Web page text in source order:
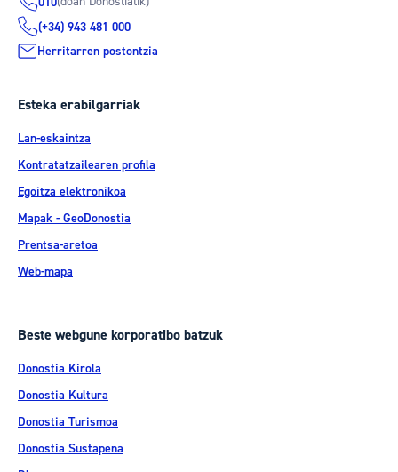
(+34) 943 481 000
Herritarren postontzia
Esteka erabilgarriak
Lan-eskaintza
Kontratatzailearen profila
Egoitza elektronikoa
Mapak - GeoDonostia
Prentsa-aretoa
Web-mapa
Beste webgune korporatibo batzuk
Donostia Kirola
Donostia Kultura
Donostia Turismoa
Donostia Sustapena